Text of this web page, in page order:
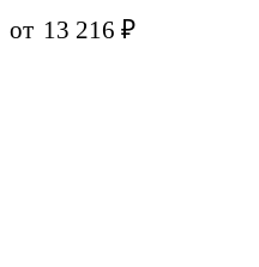
от 13 216₽